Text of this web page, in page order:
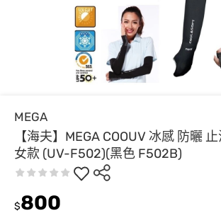
MEGA
【海夫】MEGA COOUV 冰感 防曬
女款 (UV-F502)(黑色 F502B)
$800